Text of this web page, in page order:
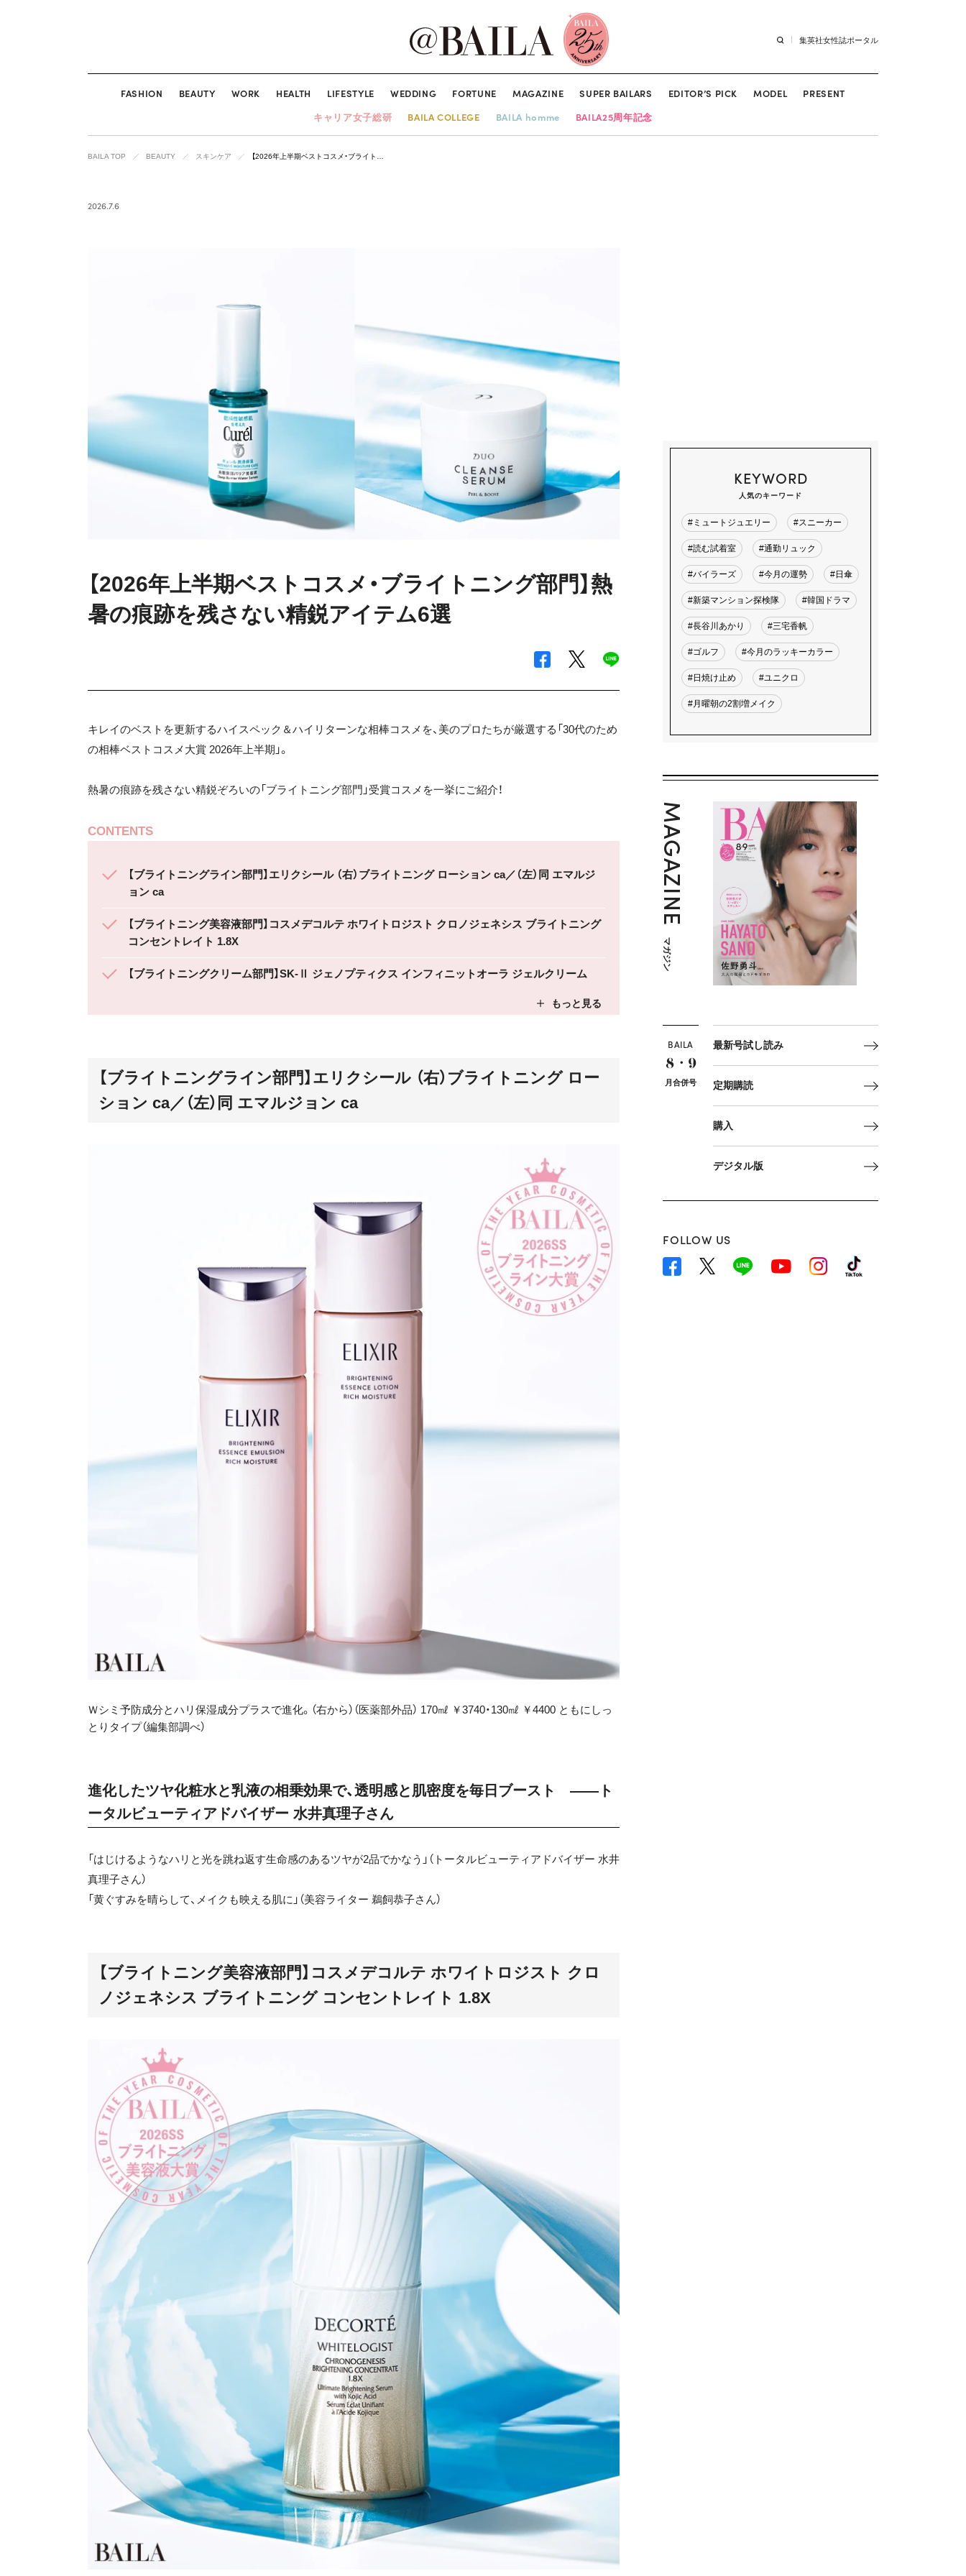
集英社女性誌ポータル
FASHION BEAUTY WORK HEALTH LIFESTYLE WEDDING FORTUNE MAGAZINE SUPER BAILARS EDITOR’S PICK MODEL
PRESENT
キャリア女子総研
BAILA COLLEGE BAILA homme BAILA25周年記念
BAILA TOP BEAUTY スキンケア 【2026年上半期ベストコスメ・ブライト…
2026.7.6
【2026年上半期ベストコスメ・ブライトニング部門】熱
暑の痕跡を残さない精鋭アイテム6選
キレイのベストを更新するハイスペック＆ハイリターンな相棒コスメを、美のプロたちが厳選する「30代のため
の相棒ベストコスメ大賞 2026年上半期」。
熱暑の痕跡を残さない精鋭ぞろいの「ブライトニング部門」受賞コスメを一挙にご紹介！
CONTENTS
【ブライトニングライン部門】エリクシール （右）ブライトニング ローション ca／（左）同 エマルジ
ョン ca
【ブライトニング美容液部門】コスメデコルテ ホワイトロジスト クロノジェネシス ブライトニング
コンセントレイト 1.8X
【ブライトニングクリーム部門】SK-Ⅱ ジェノプティクス インフィニットオーラ ジェルクリーム
【ブライトニングライン部門】エリクシール （右）ブライトニング ロー
ション ca／（左）同 エマルジョン ca
Ｗシミ予防成分とハリ保湿成分プラスで進化。（右から）（医薬部外品） 170㎖ ￥3740・130㎖ ￥4400 ともにしっ
とりタイプ（編集部調べ）
進化したツヤ化粧水と乳液の相乗効果で、透明感と肌密度を毎日ブースト ——ト
ータルビューティアドバイザー 水井真理子さん
「はじけるようなハリと光を跳ね返す生命感のあるツヤが2品でかなう」（トータルビューティアドバイザー 水井
真理子さん）
「黄ぐすみを晴らして、メイクも映える肌に」（美容ライター 鵜飼恭子さん）
【ブライトニング美容液部門】コスメデコルテ ホワイトロジスト クロ
ノジェネシス ブライトニング コンセントレイト 1.8X
KEYWORD
人気のキーワード
#ミュートジュエリー #スニーカー
#読む試着室 #通勤リュック
#バイラーズ #今月の運勢 #日傘
#新築マンション探検隊 #韓国ドラマ
#長谷川あかり #三宅香帆
#ゴルフ #今月のラッキーカラー
#日焼け止め #ユニクロ
#月曜朝の2割増メイク
MAGAZINE
マガジン
BAILA
8・9
月合併号
最新号試し読み
定期購読
購入
デジタル版
FOLLOW US